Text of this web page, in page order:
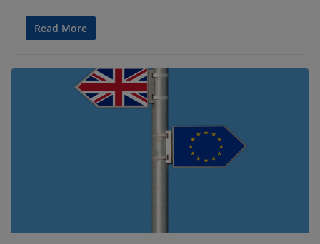
Read More